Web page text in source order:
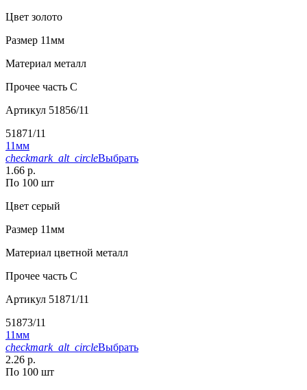
Цвет золото
Размер 11мм
Материал металл
Прочее часть C
Артикул 51856/11
51871/11
11мм
checkmark_alt_circleВыбрать
1.66 р.
По 100 шт
Цвет серый
Размер 11мм
Материал цветной металл
Прочее часть C
Артикул 51871/11
51873/11
11мм
checkmark_alt_circleВыбрать
2.26 р.
По 100 шт